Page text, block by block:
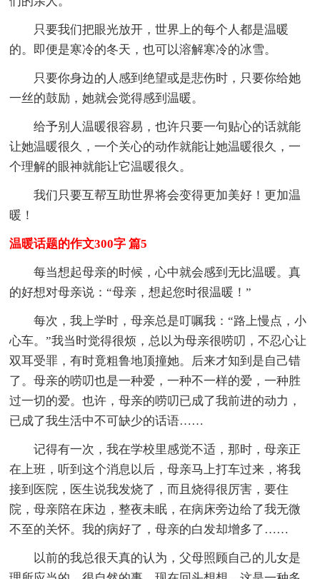
只要我们把眼光放开，世界上的每个人都是温暖
的。即便是寒冷的冬天，也可以溶解寒冷的冰雪。
只要你身边的人感到绝望或是悲伤时，只要你给她
一丝的鼓励，她就会觉得感到温暖。
给予别人温暖很容易，也许只要一句贴心的话就能
让她温暖很久，一个关心的动作就能让她温暖很久，一
个理解的眼神就能让它温暖很久。
我们只要互帮互助世界将会变得更加美好！更加温
暖！
温暖话题的作文300字 篇5
每当想起母亲的时候，心中就会感到无比温暖。真
的好想对母亲说：“母亲，想起您时很温暖！”
每次，我上学时，母亲总是叮嘱我：“路上慢点，小
心车。”我当时觉得很烦，总以为母亲很唠叨，不忍心让
双耳受罪，有时竟粗鲁地顶撞她。后来才知到是自己错
了。母亲的唠叨也是一种爱，一种不一样的爱，一种胜
过一切的爱。也许，母亲的唠叨已成了我前进的动力，
已成了我生活中不可缺少的话语……
记得有一次，我在学校里感觉不适，那时，母亲正
在上班，听到这个消息以后，母亲马上打车过来，将我
接到医院，医生说我发烧了，而且烧得很厉害，要住
院，母亲陪在床边，整夜未眠，在病床旁边给了我无微
不至的关怀。我的病好了，母亲的白发却增多了……
以前的我总很天真的认为，父母照顾自己的儿女是